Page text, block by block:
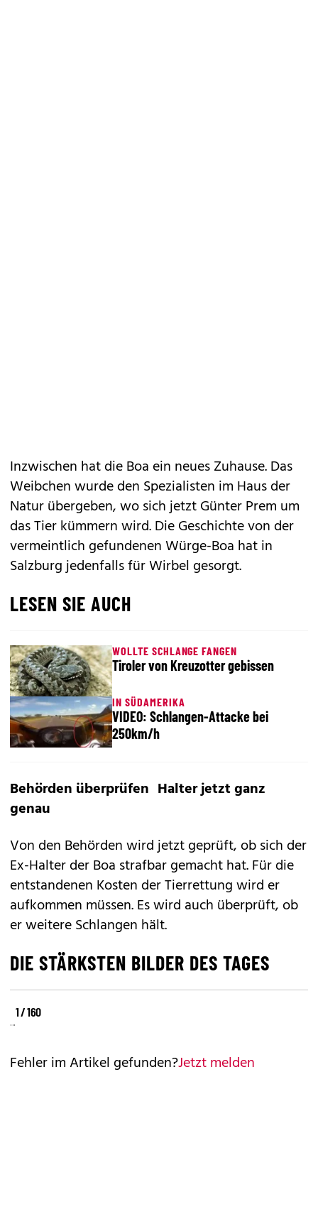
Inzwischen hat die Boa ein neues Zuhause. Das
Weibchen wurde den Spezialisten im Haus der
Natur übergeben, wo sich jetzt Günter Prem um
das Tier kümmern wird. Die Geschichte von der
vermeintlich gefundenen Würge-Boa hat in
Salzburg jedenfalls für Wirbel gesorgt.
LESEN SIE AUCH
WOLLTE SCHLANGE FANGEN
Tiroler von Kreuzotter gebissen
IN SÜDAMERIKA
VIDEO: Schlangen-Attacke bei
250km/h
Behörden überprüfen Halter jetzt ganz
genau
Von den Behörden wird jetzt geprüft, ob sich der
Ex-Halter der Boa strafbar gemacht hat. Für die
entstandenen Kosten der Tierrettung wird er
aufkommen müssen. Es wird auch überprüft, ob
er weitere Schlangen hält.
DIE STÄRKSTEN BILDER DES TAGES
1 / 160
©
REUTERS
©
REUTERS
©
REUTERS
Fehler im Artikel gefunden?Jetzt melden